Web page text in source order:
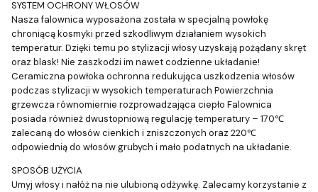
SYSTEM OCHRONY WŁOSÓW
Nasza falownica wyposażona została w specjalną powłokę
chroniącą kosmyki przed szkodliwym działaniem wysokich
temperatur. Dzięki temu po stylizacji włosy uzyskają pożądany skręt
oraz blask! Nie zaszkodzi im nawet codzienne układanie!
Ceramiczna powłoka ochronna redukująca uszkodzenia włosów
podczas stylizacji w wysokich temperaturach Powierzchnia
grzewcza równomiernie rozprowadzająca ciepło Falownica
posiada również dwustopniową regulację temperatury – 170℃
zalecaną do włosów cienkich i zniszczonych oraz 220℃
odpowiednią do włosów grubych i mało podatnych na układanie.
SPOSÓB UŻYCIA
Umyj włosy i nałóż na nie ulubioną odżywkę. Zalecamy korzystanie z